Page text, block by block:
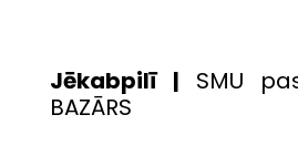
Jēkabpilī | SMU
BAZĀRS